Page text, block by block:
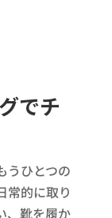
でチ
うひとつの
常的に取り
、靴を履か